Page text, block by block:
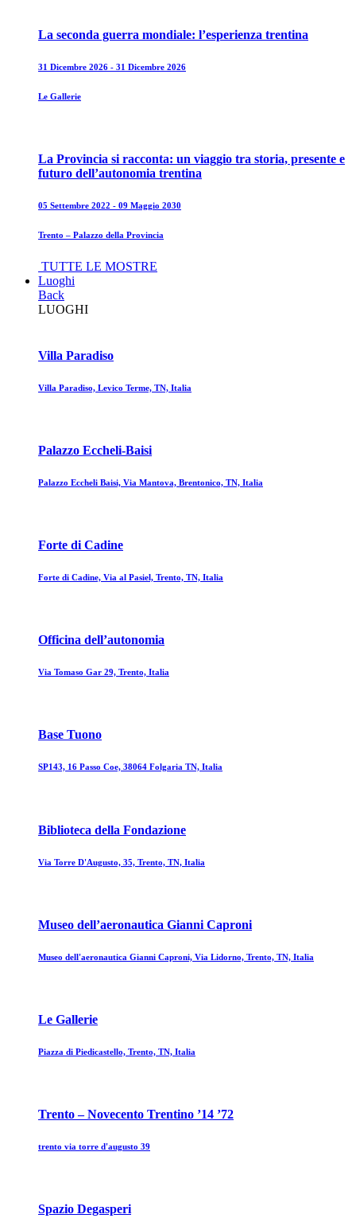
La seconda guerra mondiale: l’esperienza trentina
31 Dicembre 2026 - 31 Dicembre 2026
Le Gallerie
La Provincia si racconta: un viaggio tra storia, presente e
futuro dell’autonomia trentina
05 Settembre 2022 - 09 Maggio 2030
Trento – Palazzo della Provincia
TUTTE LE MOSTRE
Luoghi
Back
LUOGHI
Villa Paradiso
Villa Paradiso, Levico Terme, TN, Italia
Palazzo Eccheli-Baisi
Palazzo Eccheli Baisi, Via Mantova, Brentonico, TN, Italia
Forte di Cadine
Forte di Cadine, Via al Pasiel, Trento, TN, Italia
Officina dell’autonomia
Via Tomaso Gar 29, Trento, Italia
Base Tuono
SP143, 16 Passo Coe, 38064 Folgaria TN, Italia
Biblioteca della Fondazione
Via Torre D'Augusto, 35, Trento, TN, Italia
Museo dell’aeronautica Gianni Caproni
Museo dell'aeronautica Gianni Caproni, Via Lidorno, Trento, TN, Italia
Le Gallerie
Piazza di Piedicastello, Trento, TN, Italia
Trento – Novecento Trentino ’14 ’72
trento via torre d'augusto 39
Spazio Degasperi